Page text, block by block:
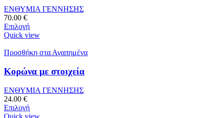
ΕΝΘΥΜΙΑ ΓΕΝΝΗΣΗΣ
70.00 €
Επιλογή
Quick view
Προσθήκη στα Αγαπημένα
Κορώνα με στοιχεία
ΕΝΘΥΜΙΑ ΓΕΝΝΗΣΗΣ
24.00 €
Επιλογή
Quick view